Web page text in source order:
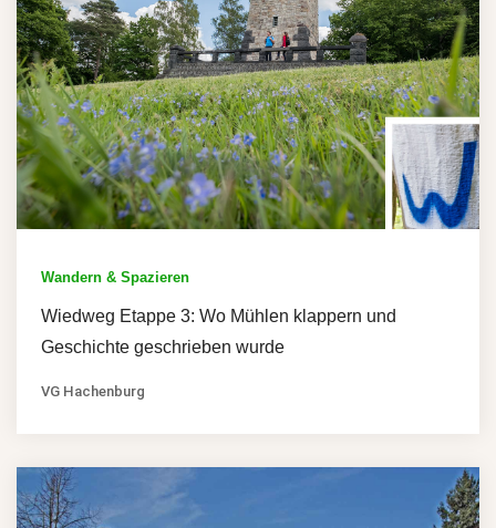
Wandern & Spazieren
Wiedweg Etappe 3: Wo Mühlen klappern und
Geschichte geschrieben wurde
VG Hachenburg